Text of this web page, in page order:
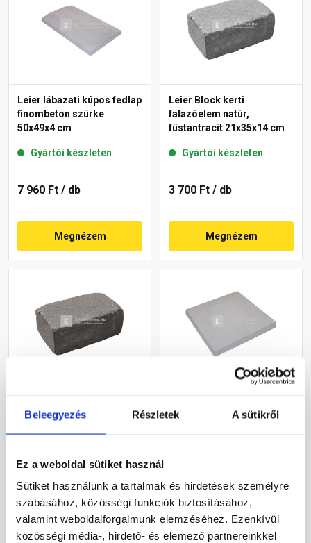
Beleegyezés Részletek A sütikről
Ez a weboldal sütiket használ
Sütiket használunk a tartalmak és hirdetések személyre
szabásához, közösségi funkciók biztosításához,
valamint weboldalforgalmunk elemzéséhez. Ezenkívül
közösségi média-, hirdető- és elemező partnereinkkel
Leier lábazati kúpos fedlap
finombeton szürke
50x49x4 cm
Gyártói készleten
7 960 Ft / db
Megnézem
Leier Block kerti
falazóelem natúr,
füstantracit 21x35x14 cm
Gyártói készleten
3 700 Ft / db
Megnézem
falazóelem natúr,
palaszürke 21x35x14 cm
3 700 Ft/ db
Megnézem
finomszórt szürke 40x40x4
4 930 Ft/ db
Megnézem